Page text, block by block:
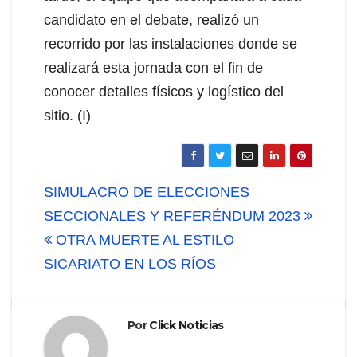
candidato en el debate, realizó un
recorrido por las instalaciones donde se
realizará esta jornada con el fin de
conocer detalles físicos y logístico del
sitio. (I)
Navegación
de
entradas
SIMULACRO DE ELECCIONES
SECCIONALES Y REFERÉNDUM 2023
OTRA MUERTE AL ESTILO
SICARIATO EN LOS RÍOS
PorClick Noticias